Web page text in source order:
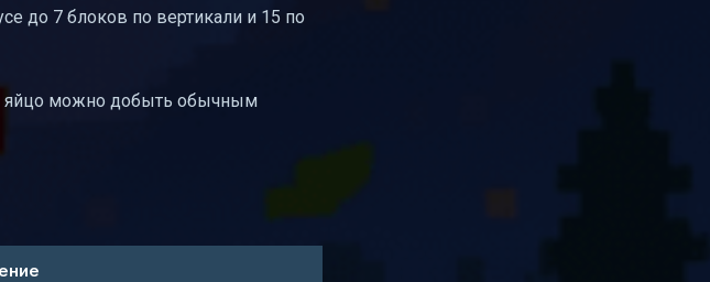
до 7 блоков по вертикали и 15 по
и яйцо можно добыть обычным